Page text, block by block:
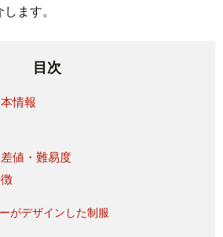
ます。
目次
情報
値・難易度
がデザインした制服